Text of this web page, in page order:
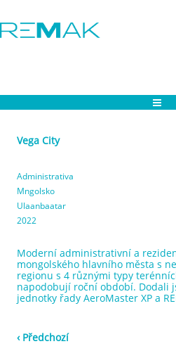
Vega City
Administrativa
Mngolsko
Ulaanbaatar
2022
Moderní administrativní a
mongolského hlavního města s
regionu s 4 různými typy
napodobují roční období. Dodali
jednotky řady AeroMaster XP a
‹ Předchozí